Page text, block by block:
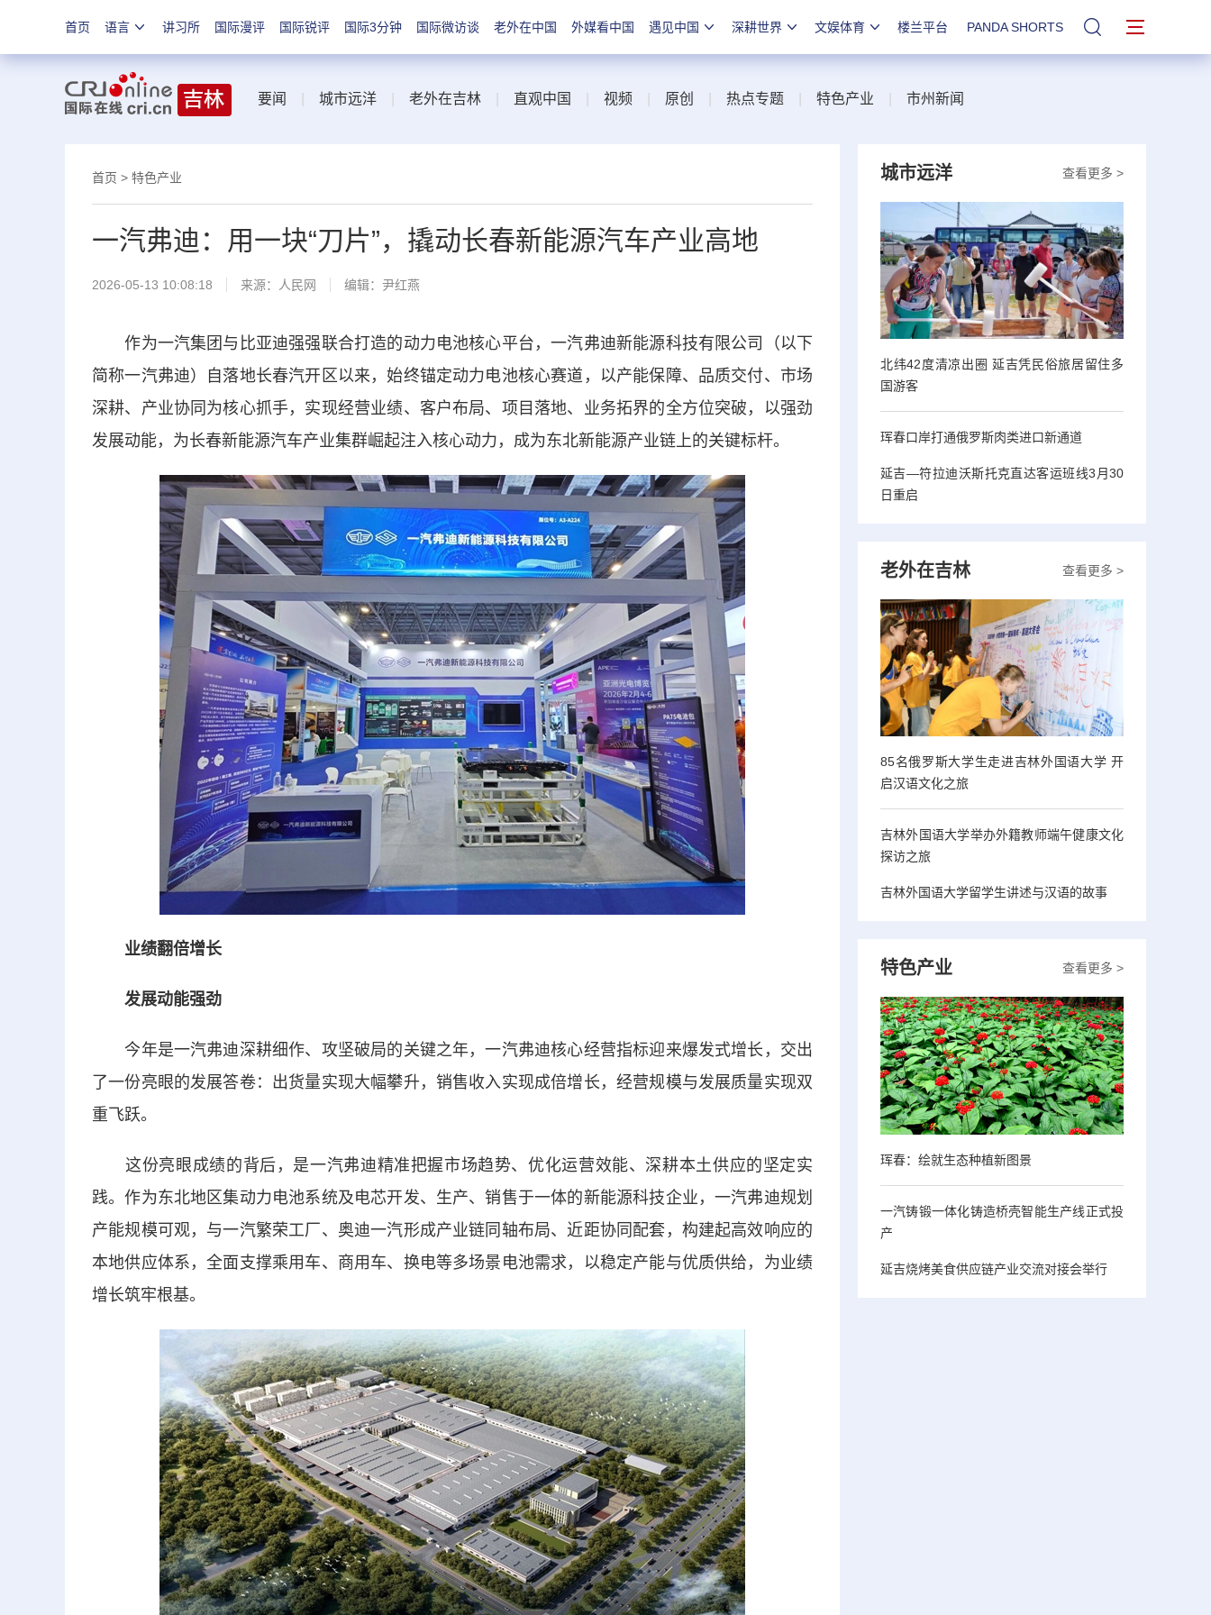
首页 语言 讲习所 国际漫评 国际锐评 国际3分钟 国际微访谈 老外在中国 外媒看中国 遇见中国 深耕世界 文娱体育 楼兰平台 PANDA SHORTS 站内搜索
要闻 城市远洋 老外在吉林 直观中国 视频 原创 热点专题 特色产业 市州新闻
首页 > 特色产业
一汽弗迪：用一块“刀片”，撬动长春新能源汽车产业高地
2026-05-13 10:08:18 来源： 人民网 编辑：尹红燕
作为一汽集团与比亚迪强强联合打造的动力电池核心平台，一汽弗迪新能源科技有限公司（以下
简称一汽弗迪）自落地长春汽开区以来，始终锚定动力电池核心赛道，以产能保障、品质交付、市场
深耕、产业协同为核心抓手，实现经营业绩、客户布局、项目落地、业务拓界的全方位突破，以强劲
发展动能，为长春新能源汽车产业集群崛起注入核心动力，成为东北新能源产业链上的关键标杆。
业绩翻倍增长
发展动能强劲
今年是一汽弗迪深耕细作、攻坚破局的关键之年，一汽弗迪核心经营指标迎来爆发式增长，交出
了一份亮眼的发展答卷：出货量实现大幅攀升，销售收入实现成倍增长，经营规模与发展质量实现双
重飞跃。
这份亮眼成绩的背后，是一汽弗迪精准把握市场趋势、优化运营效能、深耕本土供应的坚定实
践。作为东北地区集动力电池系统及电芯开发、生产、销售于一体的新能源科技企业，一汽弗迪规划
产能规模可观，与一汽繁荣工厂、奥迪一汽形成产业链同轴布局、近距协同配套，构建起高效响应的
本地供应体系，全面支撑乘用车、商用车、换电等多场景电池需求，以稳定产能与优质供给，为业绩
增长筑牢根基。
查看更多 >
城市远洋
北纬42度清凉出圈 延吉凭民俗旅居留住多
国游客
珲春口岸打通俄罗斯肉类进口新通道
延吉—符拉迪沃斯托克直达客运班线3月30
日重启
查看更多 >
老外在吉林
85名俄罗斯大学生走进吉林外国语大学 开
启汉语文化之旅
吉林外国语大学举办外籍教师端午健康文化
探访之旅
吉林外国语大学留学生讲述与汉语的故事
查看更多 >
特色产业
珲春：绘就生态种植新图景
一汽铸锻一体化铸造桥壳智能生产线正式投
产
延吉烧烤美食供应链产业交流对接会举行